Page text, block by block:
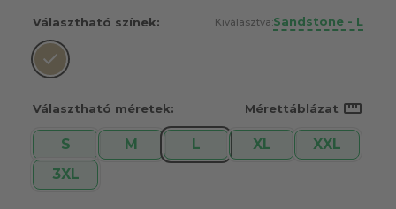
Választható színek: Kiválasztva:Sandstone - L
Választható méretek: Mérettáblázat straighten
S M L XL
XXL
3XL